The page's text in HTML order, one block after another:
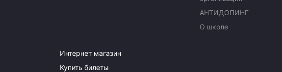
АНТИДОПИНГ
О школе
Интернет магазин
Купить билеты